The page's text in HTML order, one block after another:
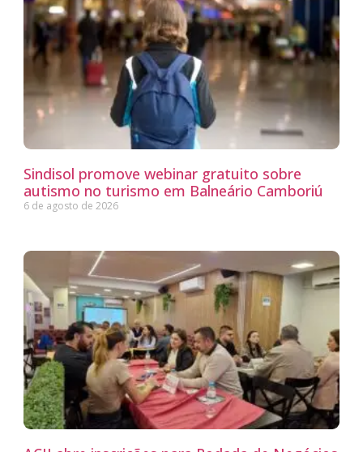
Sindisol promove webinar gratuito sobre
autismo no turismo em Balneário Camboriú
6 de agosto de 2026